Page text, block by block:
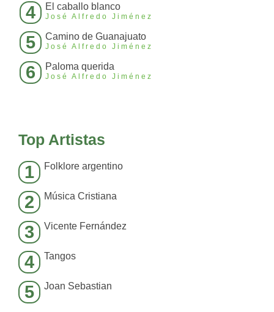
4 El caballo blanco
José Alfredo Jiménez
5 Camino de Guanajuato
José Alfredo Jiménez
6 Paloma querida
José Alfredo Jiménez
Top Artistas
1 Folklore argentino
2 Música Cristiana
3 Vicente Fernández
4 Tangos
5 Joan Sebastian